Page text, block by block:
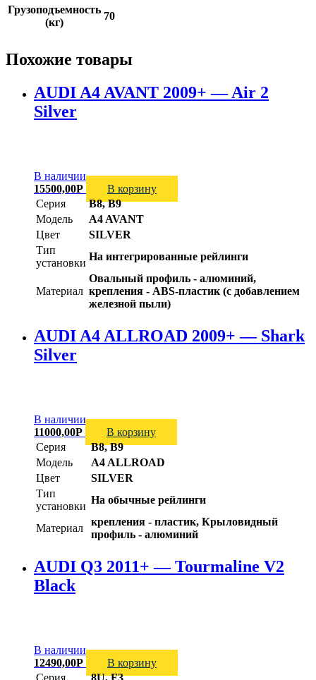
Грузоподъемность
(кг)
70
Похожие товары
AUDI A4 AVANT 2009+ — Air 2
Silver
В наличии
15500,00Р
В корзину
Серия
B8, B9
Модель
A4 AVANT
Цвет
SILVER
Тип
установки
На интегрированные рейлинги
Материал
Овальный профиль - алюминий,
крепления - ABS-пластик (с добавлением
железной пыли)
AUDI A4 ALLROAD 2009+ — Shark
Silver
В наличии
11000,00Р
В корзину
Серия
B8, B9
Модель
A4 ALLROAD
Цвет
SILVER
Тип
установки
На обычные рейлинги
Материал
крепления - пластик, Крыловидный
профиль - алюминий
AUDI Q3 2011+ — Tourmaline V2
Black
В наличии
12490,00Р
В корзину
Серия
8U, F3